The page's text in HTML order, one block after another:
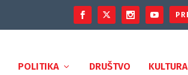
POLITIKA DRUŠTVO KULTURA